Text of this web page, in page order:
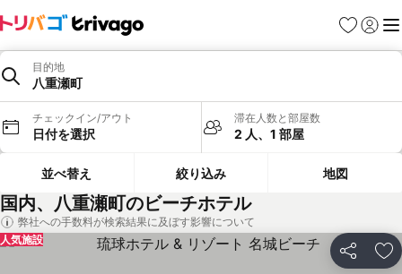
お気に入り
ログイ
メ
目的地
八重瀬町
チェックイン/アウト
日付を選択
滞在人数と部屋数
2 人、1 部屋
並べ替え 絞り込み 地図
国内、八重瀬町のビーチホテル
弊社への手数料が検索結果に及ぼす影響について
シェア お
人気施設